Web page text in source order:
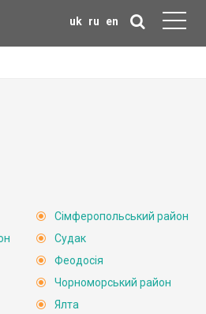
uk ru en
Сімферопольський район
Судак
Феодосія
Чорноморський район
Ялта